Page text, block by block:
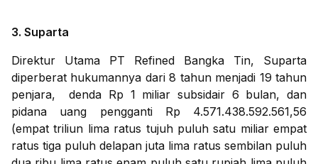
3. Suparta
Direktur Utama PT Refined Bangka Tin, Suparta
diperberat hukumannya dari 8 tahun menjadi 19 tahun
penjara, denda Rp 1 miliar subsidair 6 bulan, dan
pidana uang pengganti Rp 4.571.438.592.561,56
(empat triliun lima ratus tujuh puluh satu miliar empat
ratus tiga puluh delapan juta lima ratus sembilan puluh